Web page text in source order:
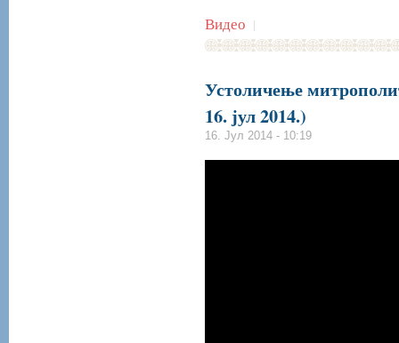
Видео |
Устоличење
16. јул 2014.)
16. Јул 2014 - 10:19